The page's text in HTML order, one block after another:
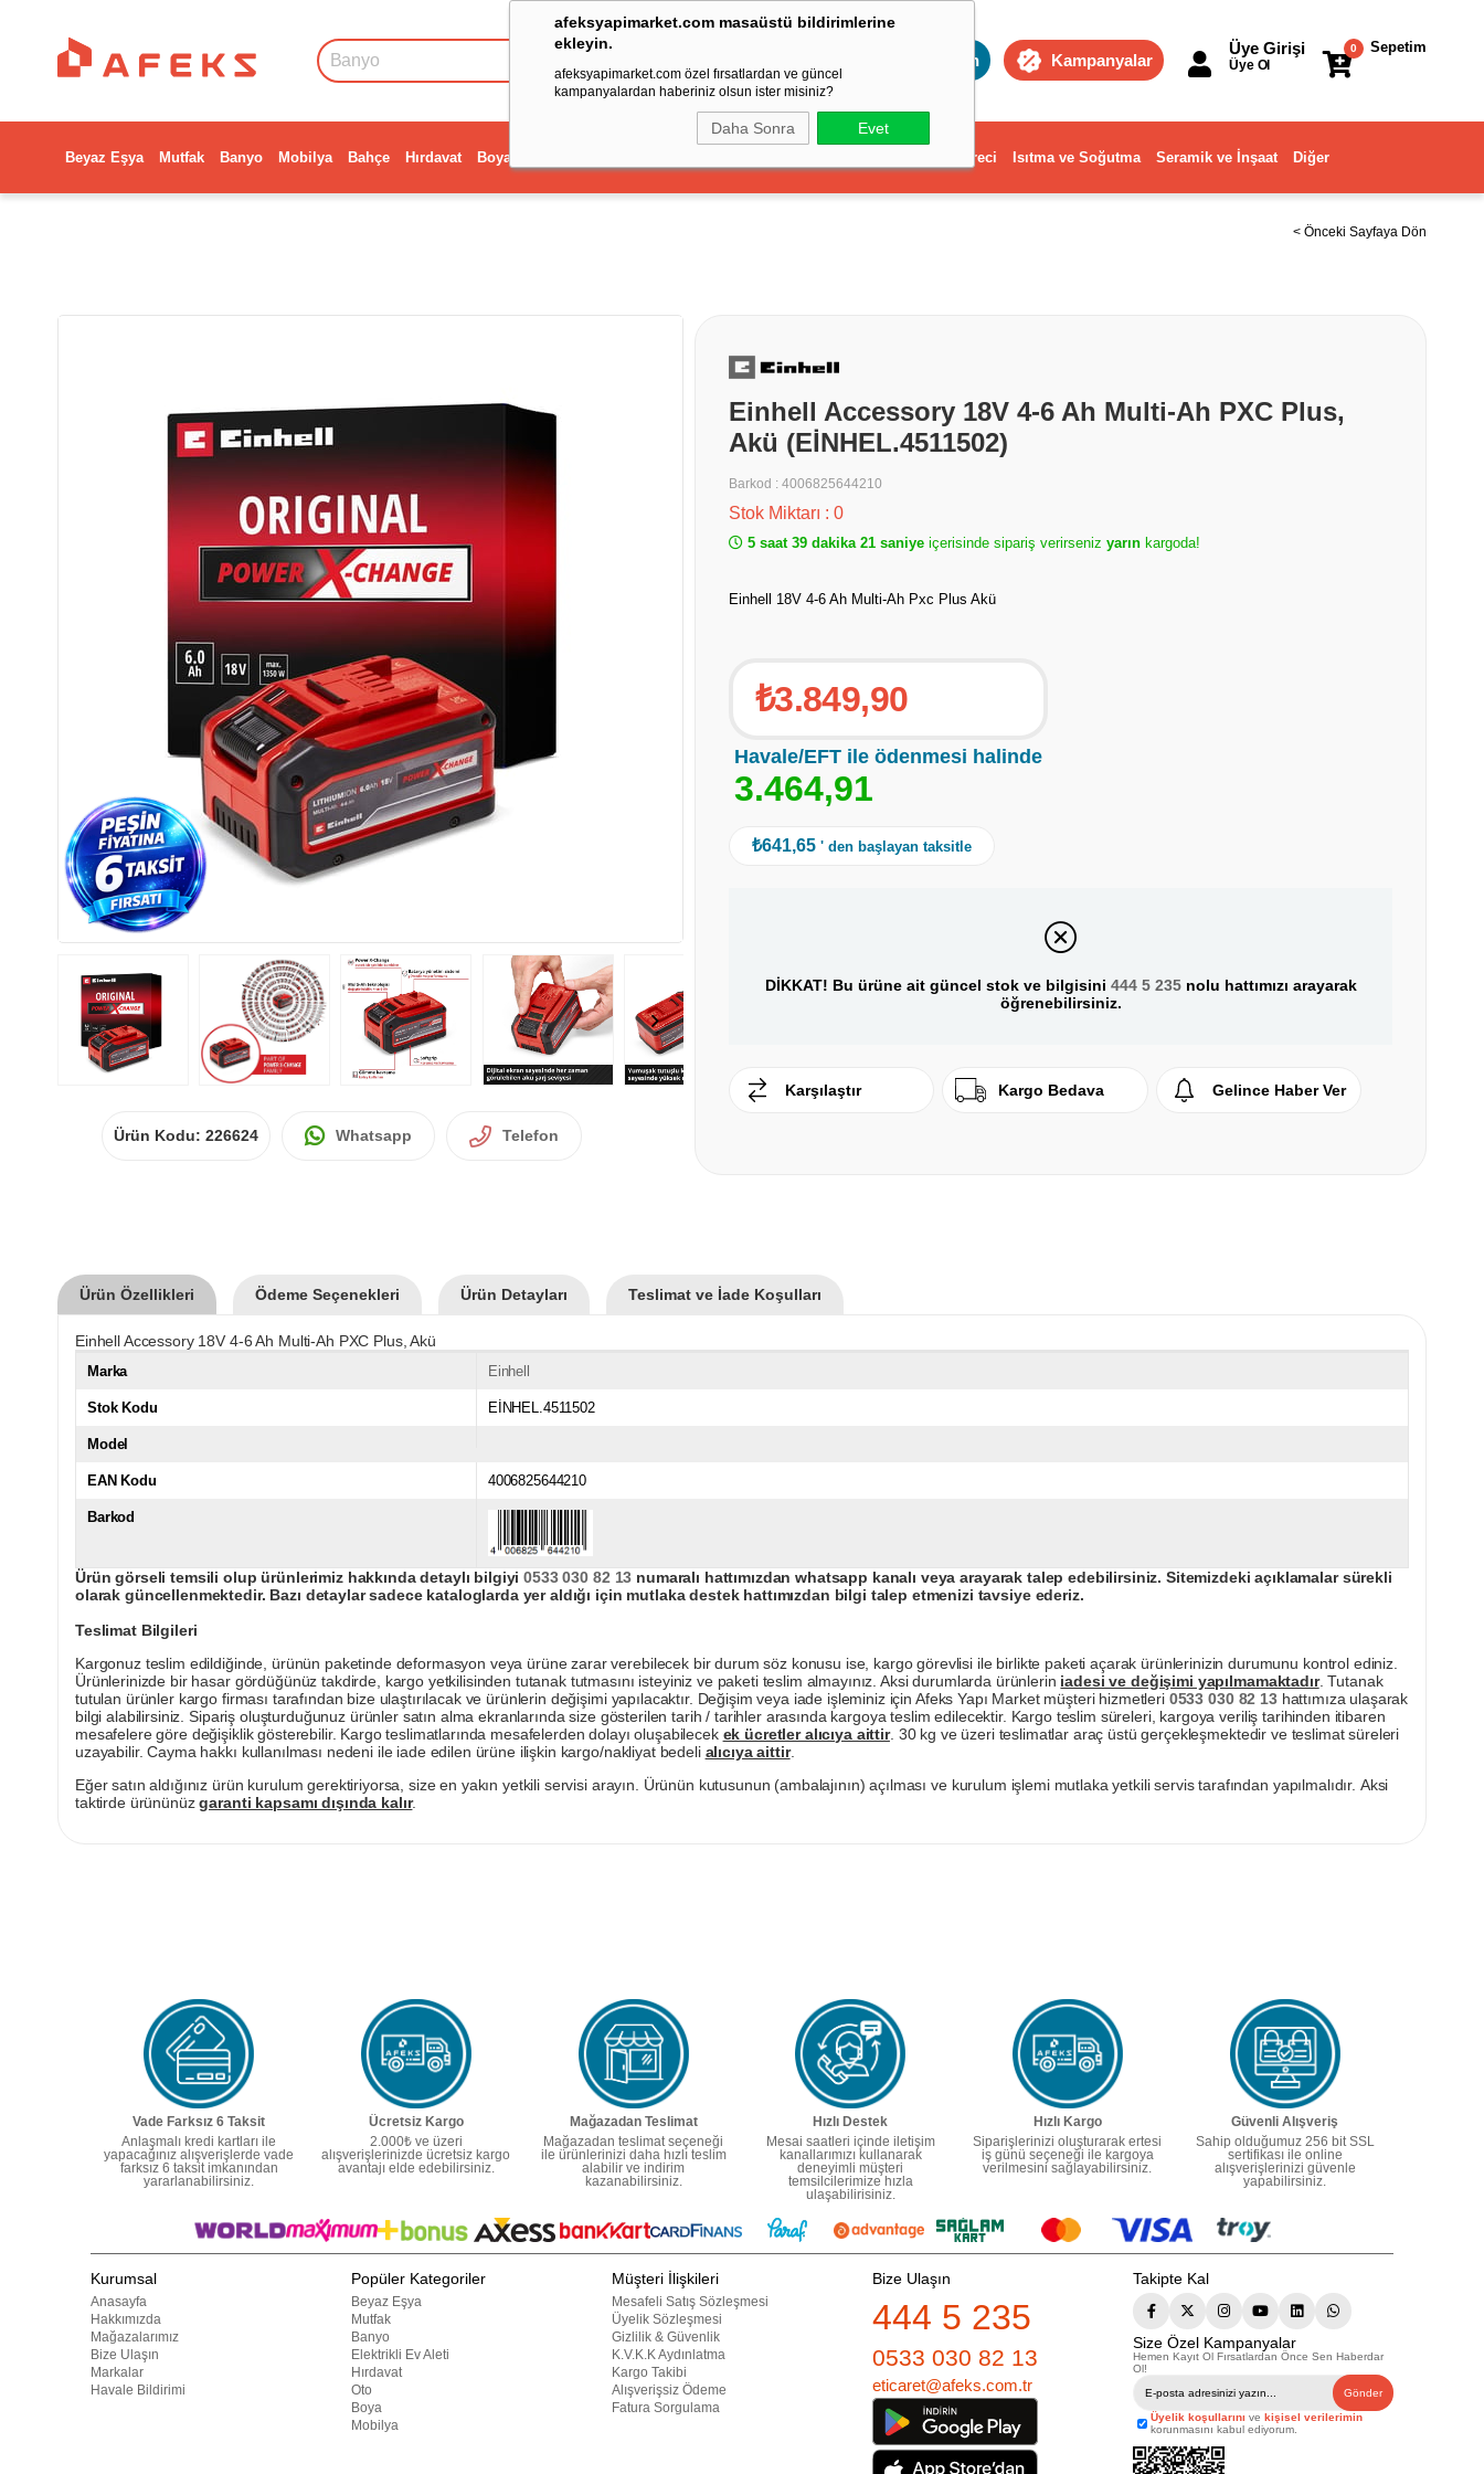
afeksyapimarket.com masaüstü bildirimlerine
ekleyin.
afeksyapimarket.com özel fırsatlardan ve güncel
kampanyalardan haberiniz olsun ister misiniz?
Daha Sonra Evet
Toptan Kampanyalar
Sepetim
0
Üye Girişi
Üye Ol
Beyaz Eşya Mutfak Banyo Mobilya Bahçe Hırdavat Boya Dekorasyon ve Ev Gereci Isıtma ve Soğutma Seramik ve İnşaat Diğer
< Önceki Sayfaya Dön
Ürün Kodu: 226624 Whatsapp Telefon
Einhell Accessory 18V 4-6 Ah Multi-Ah PXC Plus,
Akü (EİNHEL.4511502)
Barkod : 4006825644210
Stok Miktarı : 0
5 saat 39 dakika 21 saniye içerisinde sipariş verirseniz yarın kargoda!
Einhell 18V 4-6 Ah Multi-Ah Pxc Plus Akü
₺3.849,90
Havale/EFT ile ödenmesi halinde
3.464,91
₺641,65 ' den başlayan taksitle
DİKKAT! Bu ürüne ait güncel stok ve bilgisini 444 5 235nolu hattımızı arayarak
öğrenebilirsiniz.
Karşılaştır Kargo Bedava Gelince Haber Ver
Ürün Özellikleri Ödeme Seçenekleri Ürün Detayları Teslimat ve İade Koşulları
Einhell Accessory 18V 4-6 Ah Multi-Ah PXC Plus, Akü
Marka Einhell
Stok Kodu EİNHEL.4511502
Model
EAN Kodu 4006825644210
Barkod
Ürün görseli temsili olup ürünlerimiz hakkında detaylı bilgiyi0533 030 82 13 numaralı hattımızdan whatsapp kanalı veya arayarak talep edebilirsiniz. Sitemizdeki açıklamalar sürekli
olarak güncellenmektedir. Bazı detaylar sadece kataloglarda yer aldığı için mutlaka destek hattımızdan bilgi talep etmenizi tavsiye ederiz.
Teslimat Bilgileri
Kargonuz teslim edildiğinde, ürünün paketinde deformasyon veya ürüne zarar verebilecek bir durum söz konusu ise, kargo görevlisi ile birlikte paketi açarak ürünlerinizin durumunu kontrol ediniz.
Ürünlerinizde bir hasar gördüğünüz takdirde, kargo yetkilisinden tutanak tutmasını isteyiniz ve paketi teslim almayınız. Aksi durumlarda ürünlerin iadesi ve değişimi yapılmamaktadır. Tutanak
tutulan ürünler kargo firması tarafından bize ulaştırılacak ve ürünlerin değişimi yapılacaktır. Değişim veya iade işleminiz için Afeks Yapı Market müşteri hizmetleri 0533 030 82 13hattımıza ulaşarak
bilgi alabilirsiniz. Sipariş oluşturduğunuz ürünler satın alma ekranlarında size gösterilen tarih / tarihler arasında kargoya teslim edilecektir. Kargo teslim süreleri, kargoya veriliş tarihinden itibaren
mesafelere göre değişiklik gösterebilir. Kargo teslimatlarında mesafelerden dolayı oluşabilecek ek ücretler alıcıya aittir. 30 kg ve üzeri teslimatlar araç üstü gerçekleşmektedir ve teslimat süreleri
uzayabilir. Cayma hakkı kullanılması nedeni ile iade edilen ürüne ilişkin kargo/nakliyat bedeli alıcıya aittir.
Eğer satın aldığınız ürün kurulum gerektiriyorsa, size en yakın yetkili servisi arayın. Ürünün kutusunun (ambalajının) açılması ve kurulum işlemi mutlaka yetkili servis tarafından yapılmalıdır. Aksi
taktirde ürününüzgaranti kapsamı dışında kalır.
Vade Farksız 6 Taksit
Anlaşmalı kredi kartları ile
yapacağınız alışverişlerde vade
farksız 6 taksit imkanından
yararlanabilirsiniz.
Ücretsiz Kargo
2.000₺ ve üzeri
alışverişlerinizde ücretsiz kargo
avantajı elde edebilirsiniz.
Mağazadan Teslimat
Mağazadan teslimat seçeneği
ile ürünlerinizi daha hızlı teslim
alabilir ve indirim
kazanabilirsiniz.
Hızlı Destek
Mesai saatleri içinde iletişim
kanallarımızı kullanarak
deneyimli müşteri
temsilcilerimize hızla
ulaşabilirisiniz.
Hızlı Kargo
Siparişlerinizi oluşturarak ertesi
iş günü seçeneği ile kargoya
verilmesini sağlayabilirsiniz.
Güvenli Alışveriş
Sahip olduğumuz 256 bit SSL
sertifikası ile online
alışverişlerinizi güvenle
yapabilirsiniz.
Kurumsal
Anasayfa
Hakkımızda
Mağazalarımız
Bize Ulaşın
Markalar
Havale Bildirimi
Popüler Kategoriler
Beyaz Eşya
Mutfak
Banyo
Elektrikli Ev Aleti
Hırdavat
Oto
Boya
Mobilya
Müşteri İlişkileri
Mesafeli Satış Sözleşmesi
Üyelik Sözleşmesi
Gizlilik & Güvenlik
K.V.K.K Aydınlatma
Kargo Takibi
Alışverişsiz Ödeme
Fatura Sorgulama
Bize Ulaşın
444 5 235
0533 030 82 13
eticaret@afeks.com.tr
Takipte Kal
Size Özel Kampanyalar
Hemen Kayıt Ol Fırsatlardan Önce Sen Haberdar
Ol!
Gönder
Üyelik koşullarını ve kişisel verilerimin
korunmasını kabul ediyorum.